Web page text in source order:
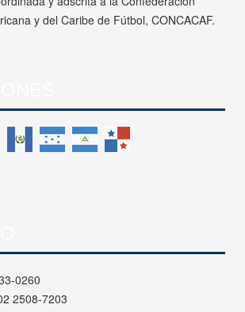
y del Caribe de Fútbol, CONCACAF.
0260
2508-7203